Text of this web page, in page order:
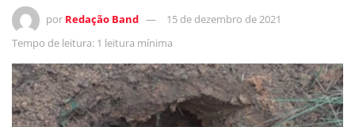
por Redação Band
15 de dezembro de 2021
Tempo de leitura: 1 leitura mínima